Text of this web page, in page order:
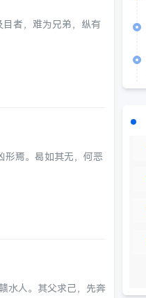
者，难为兄弟，纵有
形焉。曷如其无，何恶
水人。其父求己，先奔